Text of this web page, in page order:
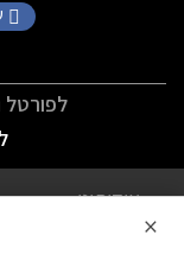
לפורטל
אודותינו
×